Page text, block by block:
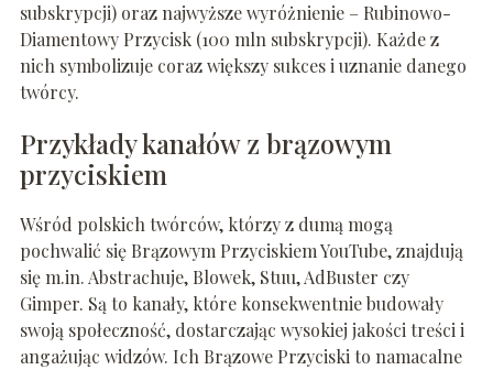
subskrypcji) oraz najwyższe wyróżnienie – Rubinowo-
Diamentowy Przycisk (100 mln subskrypcji). Każde z
nich symbolizuje coraz większy sukces i uznanie danego
twórcy.
Przykłady kanałów z brązowym
przyciskiem
Wśród polskich twórców, którzy z dumą mogą
pochwalić się Brązowym Przyciskiem YouTube, znajdują
się m.in. Abstrachuje, Blowek, Stuu, AdBuster czy
Gimper. Są to kanały, które konsekwentnie budowały
swoją społeczność, dostarczając wysokiej jakości treści i
angażując widzów. Ich Brązowe Przyciski to namacalne